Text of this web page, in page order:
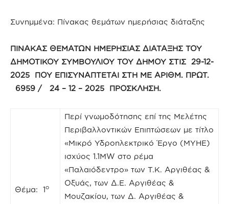
Συνημμένα: Πίνακας θεμάτων ημερήσιας διάταξης
ΠΙΝΑΚΑΣ ΘΕΜΑΤΩΝ ΗΜΕΡΗΣΙΑΣ ΔΙΑΤΑΞΗΣ ΤΟΥ
ΔΗΜΟΤΙΚΟΥ ΣΥΜΒΟΥΛΙΟΥ ΤΟΥ ΔΗΜΟΥ ΣΤΙΣ 29-12-
2025 ΠΟΥ ΕΠΙΣΥΝΑΠΤΕΤΑΙ ΣΤΗ ΜΕ ΑΡΙΘΜ. ΠΡΩΤ.
6959 / 24 – 12 – 2025 ΠΡΟΣΚΛΗΣΗ.
Θέμα: 1ο
Περί γνωμοδότησης επί της Μελέτης
Περιβαλλοντικών Επιπτώσεων με τίτλο
«Μικρό Υδροηλεκτρικό Έργο (ΜΥΗΕ)
ισχύος 1.1MW στο ρέμα
«Παλαιόδεντρο» των Τ.Κ. Αργιθέας &
Οξυάς, των Δ.Ε. Αργιθέας &
Μουζακίου, των Δ. Αργιθέας &